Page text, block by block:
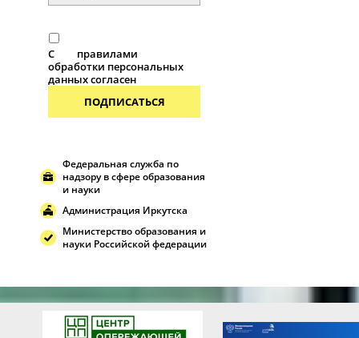
С
правилами
обработки персональных
данных согласен
ПОДПИСАТЬСЯ
Федеральная служба по
надзору в сфере образования
и науки
Администрация Иркутска
Министерство образования и
науки Российской федерации